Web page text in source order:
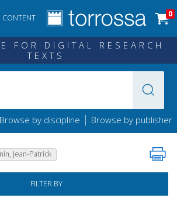
CONTENT 0
FOR DIGITAL RESEARCH
TEXTS
Browse by discipline | Browse by publisher
Jean-Patrick
FILTER BY